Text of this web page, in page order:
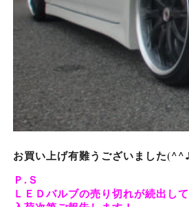
お買い上げ有難うございました
Ｐ.Ｓ
ＬＥＤバルブの売り切れが続出し